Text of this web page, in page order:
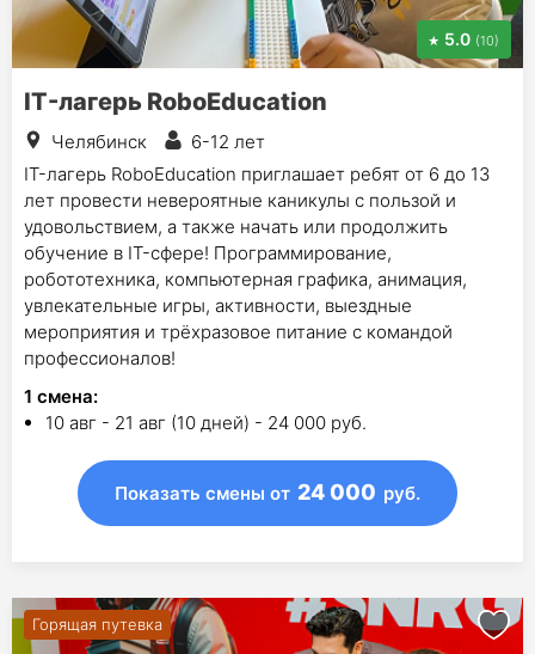
5.0 (10)
IT-лагерь RoboEducation
Челябинск
6-12 лет
IT-лагерь RoboEducation приглашает ребят от 6 до 13
лет провести невероятные каникулы с пользой и
удовольствием, а также начать или продолжить
обучение в IT-сфере! Программирование,
робототехника, компьютерная графика, анимация,
увлекательные игры, активности, выездные
мероприятия и трёхразовое питание с командой
профессионалов!
1 смена:
10 авг - 21 авг (10 дней) - 24 000 руб.
Показать смены от 24 000 руб.
Горящая путевка